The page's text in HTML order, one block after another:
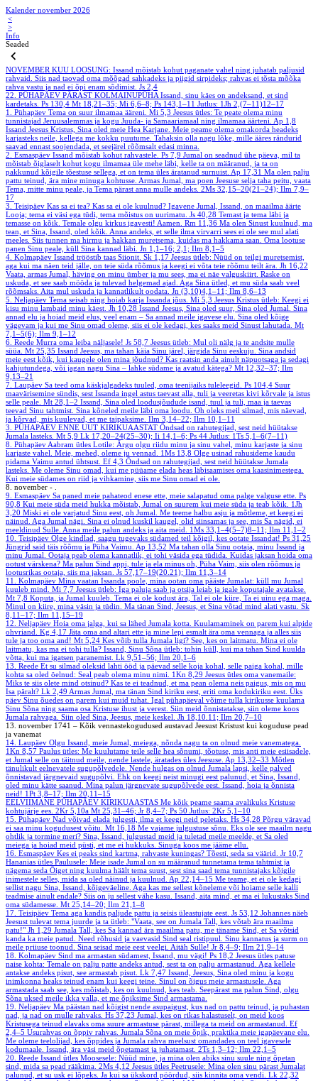
Kalender november 2026
<
>
Info
Seaded
NOVEMBER KUU LOOSUNG: Issand mõistab kohut paganate vahel ning juhatab paljusid
rahvaid. Siis nad taovad oma mõõgad sahkadeks ja piigid sirpideks; rahvas ei tõsta mõõka
rahva vastu ja nad ei õpi enam sõdimist. Js 2,4
22. PÜHAPÄEV PÄRAST KOLMAINUPÜHA Issand, sinu käes on andeksand, et sind
kardetaks. Ps 130,4 Mt 18,21–35; Mi 6,6–8; Ps 143,1–11 Jutlus: 1Jh 2,(7–11)12–17
1. Pühapäev Tema on suur ilmamaa ääreni. Mi 5,3 Jeesus ütles: Te peate olema minu
tunnistajad Jeruusalemmas ja kogu Juuda- ja Samaariamaal ning ilmamaa äärteni. Ap 1,8
Issand Jeesus Kristus, Sina oled meie Hea Karjane. Meie peame olema omakorda headeks
karjasteks neile, kellega me kokku puutume. Tahaksin olla nagu lõke, mille ääres rändurid
saavad ennast soojendada, et seejärel rõõmsalt edasi minna.
2. Esmaspäev Issand mõistab kohut rahvastele. Ps 7,9 Jumal on seadnud ühe päeva, mil ta
mõistab õiglaselt kohut kogu ilmamaa üle mehe läbi, kelle ta on määranud, ja ta on
pakkunud kõigile tõestuse sellega, et on tema üles äratanud surnuist. Ap 17,31 Ma olen palju
pattu teinud, ära mine minuga kohtusse. Armas Jumal, ma poen Jeesuse selja taha peitu, vaata
Tema, mitte minu peale, ja Tema pärast anna mulle andeks. 2Ms 32,15–20(21–24); Ilm 7,9–
17
3. Teisipäev Kas sa ei tea? Kas sa ei ole kuulnud? Igavene Jumal, Issand, on maailma äärte
Looja; tema ei väsi ega tüdi, tema mõistus on uurimatu. Js 40,28 Temast ja tema läbi ja
temasse on kõik. Temale olgu kirkus igavesti! Aamen. Rm 11,36 Ma olen Sinust kuulnud, ma
tean, et Sina, Issand, oled kõik. Anna andeks, et selle ilma virvarri sees ei ole see mul alati
meeles. Siis tunnen ma hirmu ja hakkan muretsema, kuidas ma hakkama saan. Oma lootuse
panen Sinu peale, küll Sina kannad läbi. Jn 1,1–16; 2,1; Ilm 8,1–5
4. Kolmapäev Issand trööstib taas Siionit. Sk 1,17 Jeesus ütleb: Nüüd on teilgi muretsemist,
aga kui ma näen teid jälle, on teie süda rõõmus ja keegi ei võta teie rõõmu teilt ära. Jh 16,22
Vaata, armas Jumal, häving on minu ümber ja mu sees, ma ei näe valguskiirt. Raske on
uskuda, et see saab mööda ja tulevad helgemad ajad. Aga Sina ütled, et mu süda saab veel
rõõmsaks. Aita mul uskuda ja kannatlikult oodata. Jn (3,10)4,1–11; Ilm 8,6–13
5. Neljapäev Tema seisab ning hoiab karja Issanda jõus. Mi 5,3 Jeesus Kristus ütleb: Keegi ei
kisu minu lambaid minu käest. Jh 10,28 Issand Jeesus, Sina oled suur, Sina oled Jumal. Sina
annad elu ja hoiad meid elus, veel enam – Sa annad meile igavese elu. Sina oled kõige
vägevam ja kui me Sinu omad oleme, siis ei ole kedagi, kes saaks meid Sinust lahutada. Mt
7,1–5(6); Ilm 9,1–12
6. Reede Murra oma leiba näljasele! Js 58,7 Jeesus ütleb: Mul oli nälg ja te andsite mulle
süüa. Mt 25,35 Issand Jeesus, ma tahan käia Sinu järel, järgida Sinu eeskuju. Sina andsid
meie eest kõik, kui kaugele olen mina jõudnud? Kas raatsin anda ainult näpuotsaga ja sedagi
kahjutundega, või jagan nagu Sina – lahke südame ja avatud kätega? Mt 12,32–37; Ilm
9,13–21
7. Laupäev Sa teed oma käskjalgadeks tuuled, oma teenijaiks tuleleegid. Ps 104,4 Suur
maavärisemine sündis, sest Issanda ingel astus taevast alla, tuli ja veeretas kivi kõrvale ja istus
selle peale. Mt 28,1–2 Issand, Sina oled loodusjõudude isand, tuul ja tuli, maa ja taevas
teevad Sinu tahtmist. Sina kõneled meile läbi oma loodu. Oh oleks meil silmad, mis näevad,
ja kõrvad, mis kuulevad, et me taipaksime. Ilm 3,14–22; Ilm 10,1–11
3. PÜHAPÄEV ENNE UUT KIRIKUAASTAT Õndsad on rahutegijad, sest neid hüütakse
Jumala lasteks. Mt 5,9 Lk 17,20–24(25–30); Ii 14,1–6; Ps 44 Jutlus: 1Ts 5,1–6(7–11)
8. Pühapäev Aabram ütles Lotile: Ärgu olgu riidu minu ja sinu vahel, minu karjaste ja sinu
karjaste vahel. Meie, mehed, oleme ju vennad. 1Ms 13,8 Olge usinad rahusideme kaudu
pidama Vaimu antud ühtsust. Ef 4,3 Õndsad on rahutegijad, sest neid hüütakse Jumala
lasteks. Me oleme Sinu omad, kui me püüame elada heas läbisaamises oma kaasinimestega.
Kui meie südames on riid ja vihkamine, siis me Sinu omad ei ole.
8. november - .
9. Esmaspäev Sa paned meie pahateod enese ette, meie salapatud oma palge valguse ette. Ps
90,8 Kui meie süda meid hukka mõistab, Jumal on suurem kui meie süda ja teab kõik. 1Jh
3,20 Miski ei ole varjatud Sinu eest, oh Jumal. Me teeme halbu asju ja mõtleme, et keegi ei
näinud. Aga Jumal nägi. Sina ei olnud kuskil kaugel, olid siinsamas ja see, mis Sa nägid, ei
meeldinud Sulle. Anna meile palun andeks ja aita meid. 1Ms 33,1–4(5–7)8–11; Ilm 11,1–2
10. Teisipäev Olge kindlad, saagu tugevaks südamed teil kõigil, kes ootate Issandat! Ps 31,25
Jüngrid said täis rõõmu ja Püha Vaimu. Ap 13,52 Ma tahan olla Sinu ootaja, minu Issand ja
minu Jumal. Ootaja peab olema kannatlik, ei tohi väsida ega tüdida. Kuidas jaksan hoida oma
ootust värskena? Ma palun Sind appi, tule ja ela minus oh, Püha Vaim, siis olen rõõmus ja
lootusrikas ootaja, siis ma jaksan. Js 57,17–19(20.21); Ilm 11,3–14
11. Kolmapäev Mina vaatan Issanda poole, mina ootan oma pääste Jumalat: küll mu Jumal
kuuleb mind. Mi 7,7 Jeesus ütleb: Iga paluja saab ja otsija leiab ja igale koputajale avatakse.
Mt 7,8 Koputa, ja Jumal kuuleb. Tema ei ole kodust ära, Tal ei ole kiire, Ta ei uinu ega maga.
Minul on kiire, mina väsin ja tüdin. Ma tänan Sind, Jeesus, et Sina võtad mind alati vastu. Sk
8,11–17; Ilm 11,15–19
12. Neljapäev Hoia oma jalga, kui sa lähed Jumala kotta. Kuulamaminek on parem kui alpide
ohvriand. Kg 4,17 Jäta oma and altari ette ja mine lepi esmalt ära oma vennaga ja alles siis
tule ja too oma and! Mt 5,24 Kes võib tulla Jumala ligi? See, kes on laitmatu. Mina ei ole
laitmatu, kas ma ei tohi tulla? Issand, Sinu Sõna ütleb: tohin küll, kui ma tahan Sind kuulda
võtta, kui ma igatsen paranemist. Lk 9,51–56; Ilm 20,1–6
13. Reede Et su silmad oleksid lahti ööd ja päevad selle koja kohal, selle paiga kohal, mille
kohta sa oled öelnud: Seal peab olema minu nimi. 1Kn 8,29 Jeesus ütles oma vanemaile:
Miks te siis olete mind otsinud? Kas te ei teadnud, et ma pean olema neis paigus, mis on mu
Isa päralt? Lk 2,49 Armas Jumal, ma tänan Sind kiriku eest, eriti oma kodukiriku eest. Üks
päev Sinu õuedes on parem kui muid tuhat. Igal pühapäeval võime tulla kirikusse kuulama
Sinu Sõna ning saama osa Kristuse ihust ja verest. Siin meid õnnistatakse, siin oleme koos
Jumala rahvaga. Siin oled Sina, Jeesus, meie keskel. Jh 18,10.11; Ilm 20,7–10
13. november 1741 – Kõik vennastekogudused austavad Jeesust Kristust kui koguduse pead
ja vanemat
14. Laupäev Olgu Issand, meie Jumal, meiega, nõnda nagu ta on olnud meie vanematega.
1Kn 8,57 Paulus ütles: Me kuulutame teile selle hea sõnumi, tõotuse, mis anti meie esiisadele,
et Jumal selle on täitnud meile, nende lastele, äratades üles Jeesuse. Ap 13,32–33 Mõtlen
tänulikult eelnevatele sugupõlvedele. Nende hulgas on olnud Jumala lapsi, kelle palved
õnnistavad järgnevaid sugupõlvi. Ehk on keegi neist minugi eest palunud, et Sina, Issand,
oled minu kätte saanud. Mina palun järgnevate sugupõlvede eest. Issand, hoia ja õnnista
neid! 1Pt 3,8–17; Ilm 20,11–15
EELVIIMANE PÜHAPÄEV KIRIKUAASTAS Me kõik peame saama avalikuks Kristuse
kohtujärje ees. 2Kr 5,10a Mt 25,31–46; Jr 8,4–7; Ps 50 Jutlus: 2Kr 5,1–10
15. Pühapäev Nad võivad elada julgesti, ilma et keegi neid peletaks. Hs 34,28 Põrgu väravad
ei saa minu kogudusest võitu. Mt 16,18 Me vajame julgustuse sõnu. Eks ole see maailm nagu
ohtlik ja tormine meri? Sina, Issand, julgustad meid ja tuletad meile meelde, et Sa oled
meiega ja hoiad meid püsti, et me ei hukkuks. Sinuga koos me jääme ellu.
16. Esmaspäev Kes ei peaks sind kartma, rahvaste kuningas? Tõesti, seda sa väärid. Jr 10,7
Hananias ütles Paulusele: Meie isade Jumal on su määranud tunnetama tema tahtmist ja
nägema seda Õiget ning kuulma häält tema suust, sest sina saad tema tunnistajaks kõigile
inimestele selles, mida sa oled näinud ja kuulnud. Ap 22,14–15 Me teame, et ei ole kedagi
sellist nagu Sina, Issand, kõigeväeline. Aga kas me sellest kõneleme või hoiame selle kalli
teadmise ainult endale? Siis on ju sellest vähe kasu. Issand, aita mind, et ma ei lukustaks Sind
oma südamesse. Mt 25,14–20; Ilm 21,1–8
17. Teisipäev Tema aga kandis paljude pattu ja seisis üleastujate eest. Js 53,12 Johannes näeb
Jeesust tulevat tema juurde ja ta ütleb: "Vaata, see on Jumala Tall, kes võtab ära maailma
patu!" Jh 1,29 Jumala Tall, kes Sa kannad ära maailma patu, me täname Sind, et Sa võtsid
kanda ka meie patud. Need rõhusid ja vaevasid Sind seal ristipuul. Sinu kannatus ja surm on
meile priiuse toonud. Sina seisad meie eest veelgi. Aitäh Sulle! Jr 8,4–9; Ilm 21,9–14
18. Kolmapäev Sind ma armastan südamest, Issand, mu vägi! Ps 18,2 Jeesus ütles patuse
naise kohta: Temale on palju patte andeks antud, sest ta on palju armastanud. Aga kellele
antakse andeks pisut, see armastab pisut. Lk 7,47 Issand, Jeesus, Sina oled minu ja kogu
inimkonna heaks teinud enam kui keegi teine. Sinul on õigus meie armastusele. Aga
armastada saab see, kes mõistab, kes on kuulnud, kes teab. Seepärast ma palun Sind, olgu
Sõna uksed meile ikka valla, et me õpiksime Sind armastama.
19. Neljapäev Ma päästan nad kõigist nende asupaigust, kus nad on pattu teinud, ja puhastan
nad, ja nad on mulle rahvaks. Hs 37,23 Jumal, kes on rikas halastuselt, on meid koos
Kristusega teinud elavaks oma suure armastuse pärast, millega ta meid on armastanud. Ef
2,4–5 Usurahvas on õppiv rahvas. Jumala Sõna on meie õpik, praktika meie igapäevane elu.
Me oleme teelolijad, kes õppides ja Jumala rahva meelsust omandades on teel igavesele
kodumaale. Issand, ära väsi meid õpetamast ja juhatamast. 2Ts 1,3–12; Ilm 22,1–5
20. Reede Issand ütles Moosesele: Nüüd mine, ja mina olen abiks sinu suule ning õpetan
sind, mida sa pead rääkima. 2Ms 4,12 Jeesus ütles Peetrusele: Mina olen sinu pärast Jumalat
palunud, et su usk ei lõpeks. Ja kui sa ükskord pöördud, siis kinnita oma vendi. Lk 22,32